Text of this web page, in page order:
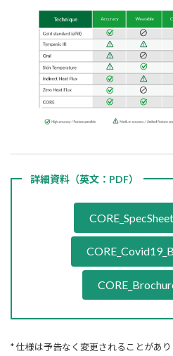
詳細資料（英文：PDF）
* 仕様は予告なく変更されることがあり